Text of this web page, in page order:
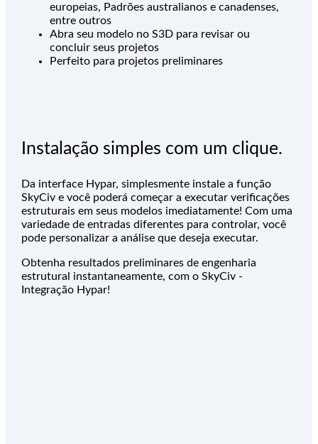
europeias, Padrões australianos e canadenses,
entre outros
Abra seu modelo no S3D para revisar ou
concluir seus projetos
Perfeito para projetos preliminares
Instalação simples com um clique.
Da interface Hypar, simplesmente instale a função
SkyCiv e você poderá começar a executar verificações
estruturais em seus modelos imediatamente! Com uma
variedade de entradas diferentes para controlar, você
pode personalizar a análise que deseja executar.
Obtenha resultados preliminares de engenharia
estrutural instantaneamente, com o SkyCiv -
Integração Hypar!